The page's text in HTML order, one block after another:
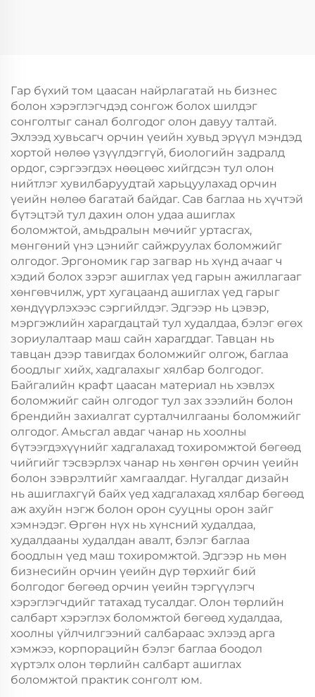
Пластик Пакинг
Пластик Пакинг
Гар бүхий том цаасан найрлагатай нь бизнес
болон хэрэглэгчдэд сонгож болох шилдэг
сонголтыг санал болгодог олон давуу талтай.
Эхлээд хувьсагч орчин үеийн хувьд эрүүл мэндэд
хортой нөлөө үзүүлдэггүй, биологийн задралд
ордог, сэргээгдэх нөөцөөс хийгдсэн тул олон
нийтлэг хувилбаруудтай харьцуулахад орчин
үеийн нөлөө багатай байдаг. Сав баглаа нь хүчтэй
бүтэцтэй тул дахин олон удаа ашиглах
боломжтой, амьдралын мөчийг уртасгах,
мөнгөний үнэ цэнийг сайжруулах боломжийг
олгодог. Эргономик гар загвар нь хүнд ачааг ч
хэдий болох зэрэг ашиглах үед гарын ажиллагааг
хөнгөвчилж, урт хугацаанд ашиглах үед гарыг
хөндүүрлэхээс сэргийлдэг. Эдгээр нь цэвэр,
мэргэжлийн харагдацтай тул худалдаа, бэлэг өгөх
зориулалтаар маш сайн харагддаг. Тавцан нь
тавцан дээр тавигдах боломжийг олгож, баглаа
боодлыг хийх, хадгалахыг хялбар болгодог.
Байгалийн крафт цаасан материал нь хэвлэх
боломжийг сайн олгодог тул зах зээлийн болон
брендийн захиалгат сурталчилгааны боломжийг
олгодог. Амьсгал авдаг чанар нь хоолны
бүтээгдэхүүнийг хадгалахад тохиромжтой бөгөөд
чийгийг тэсвэрлэх чанар нь хөнгөн орчин үеийн
болон зэврэлтийг хамгаалдаг. Нугалдаг дизайн
нь ашиглахгүй байх үед хадгалахад хялбар бөгөөд
аж ахуйн нэгж болон орон сууцны орон зайг
хэмнэдэг. Өргөн нүх нь хүнсний худалдаа,
худалдааны худалдан авалт, бэлэг баглаа
боодлын үед маш тохиромжтой. Эдгээр нь мөн
бизнесийн орчин үеийн дүр төрхийг бий
болгодог бөгөөд орчин үеийн тэргүүлэгч
хэрэглэгчдийг татахад тусалдаг. Олон төрлийн
салбарт хэрэглэх боломжтой бөгөөд худалдаа,
хоолны үйлчилгээний салбараас эхлээд арга
хэмжээ, корпорацийн бэлэг баглаа боодол
хүртэлх олон төрлийн салбарт ашиглах
боломжтой практик сонголт юм.